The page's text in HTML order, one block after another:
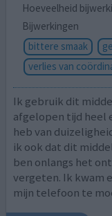
Hoeveelheid
Bijwerkingen
bittere smaak
verlies van
Ik gebruik dit
afgelopen tijd heel
heb van
ik ook dat dit
ben onlangs het
vergeten. Ik kwam
mijn telefoon te